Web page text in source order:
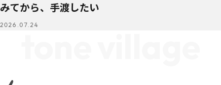
みてから、手渡したい
2026.07.24